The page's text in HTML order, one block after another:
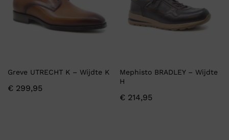
Greve UTRECHT K – Wijdte K
€ 299,95
Mephisto BRADLEY – Wijdte
H
€ 214,95